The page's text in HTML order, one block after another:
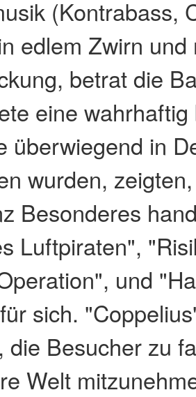
(Kontrabass,
edlem Zwirn
betrat die
eine
überwiegend in
wurden,
Besonderes
Luftpiraten",
und
sich.
die Besucher zu
Welt